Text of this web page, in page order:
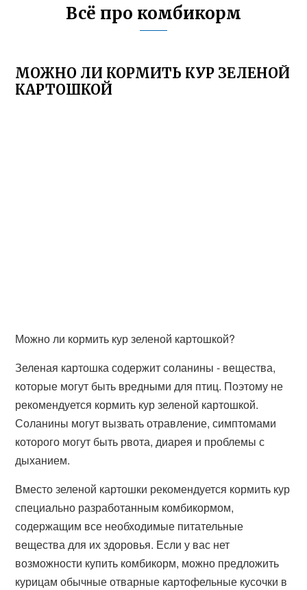
Всё про комбикорм
МОЖНО ЛИ КОРМИТЬ КУР ЗЕЛЕНОЙ
КАРТОШКОЙ
Можно ли кормить кур зеленой картошкой?
Зеленая картошка содержит соланины - вещества,
которые могут быть вредными для птиц. Поэтому не
рекомендуется кормить кур зеленой картошкой.
Соланины могут вызвать отравление, симптомами
которого могут быть рвота, диарея и проблемы с
дыханием.
Вместо зеленой картошки рекомендуется кормить кур
специально разработанным комбикормом,
содержащим все необходимые питательные
вещества для их здоровья. Если у вас нет
возможности купить комбикорм, можно предложить
курицам обычные отварные картофельные кусочки в